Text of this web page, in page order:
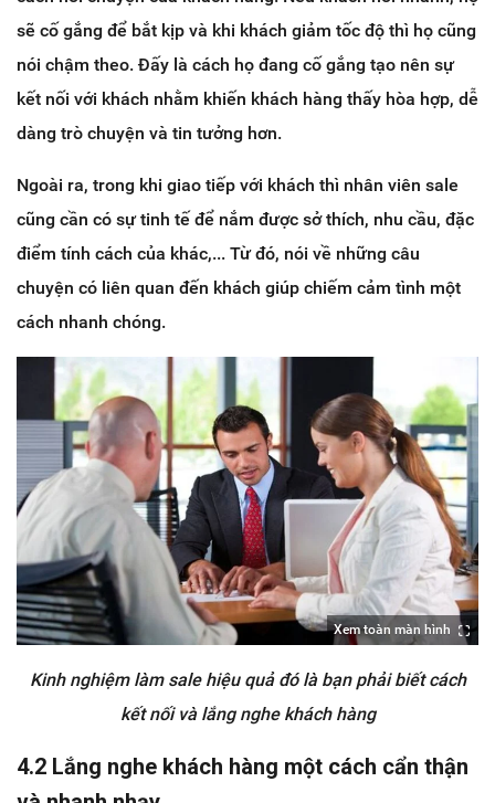
sẽ cố gắng để bắt kịp và khi khách giảm tốc độ thì họ cũng
nói chậm theo. Đấy là cách họ đang cố gắng tạo nên sự
kết nối với khách nhằm khiến khách hàng thấy hòa hợp, dễ
dàng trò chuyện và tin tưởng hơn.
Ngoài ra, trong khi giao tiếp với khách thì nhân viên sale
cũng cần có sự tinh tế để nắm được sở thích, nhu cầu, đặc
điểm tính cách của khác,... Từ đó, nói về những câu
chuyện có liên quan đến khách giúp chiếm cảm tình một
cách nhanh chóng.
Xem toàn màn hình
Kinh nghiệm làm sale hiệu quả đó là bạn phải biết cách
kết nối và lắng nghe khách hàng
4.2 Lắng nghe khách hàng một cách cẩn thận